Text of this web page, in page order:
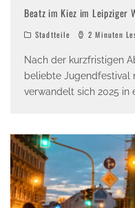
Beatz im Kiez im Leipziger
Stadtteile 2 Minuten
Nach der kurzfristigen
beliebte Jugendfestival
verwandelt sich 2025 in